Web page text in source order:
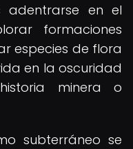
adentrarse en el
formaciones
especies de flora
en la oscuridad
minera o
subterráneo se